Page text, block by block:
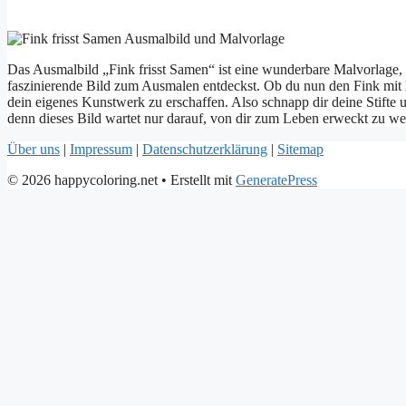
Das Ausmalbild „Fink frisst Samen“ ist eine wunderbare
faszinierende Bild zum Ausmalen entdeckst. Ob du nun den Fink
dein eigenes Kunstwerk zu erschaffen. Also schnapp dir deine
denn dieses Bild wartet nur darauf, von dir zum Leben erweckt zu
Über uns | Impressum | Datenschutzerklärung | Sitemap
© 2026 happycoloring.net • Erstellt mit GeneratePress